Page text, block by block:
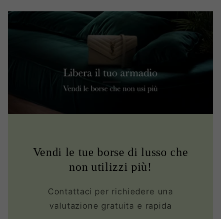
Vendi le tue borse di lusso che
non utilizzi più!
Contattaci per richiedere una
valutazione gratuita e rapida